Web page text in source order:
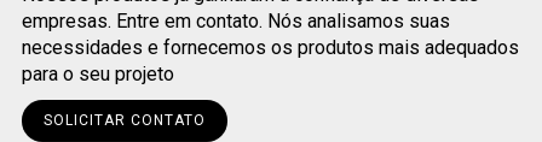
empresas. Entre em contato. Nós analisamos suas
necessidades e fornecemos os produtos mais adequados
para o seu projeto
SOLICITAR CONTATO